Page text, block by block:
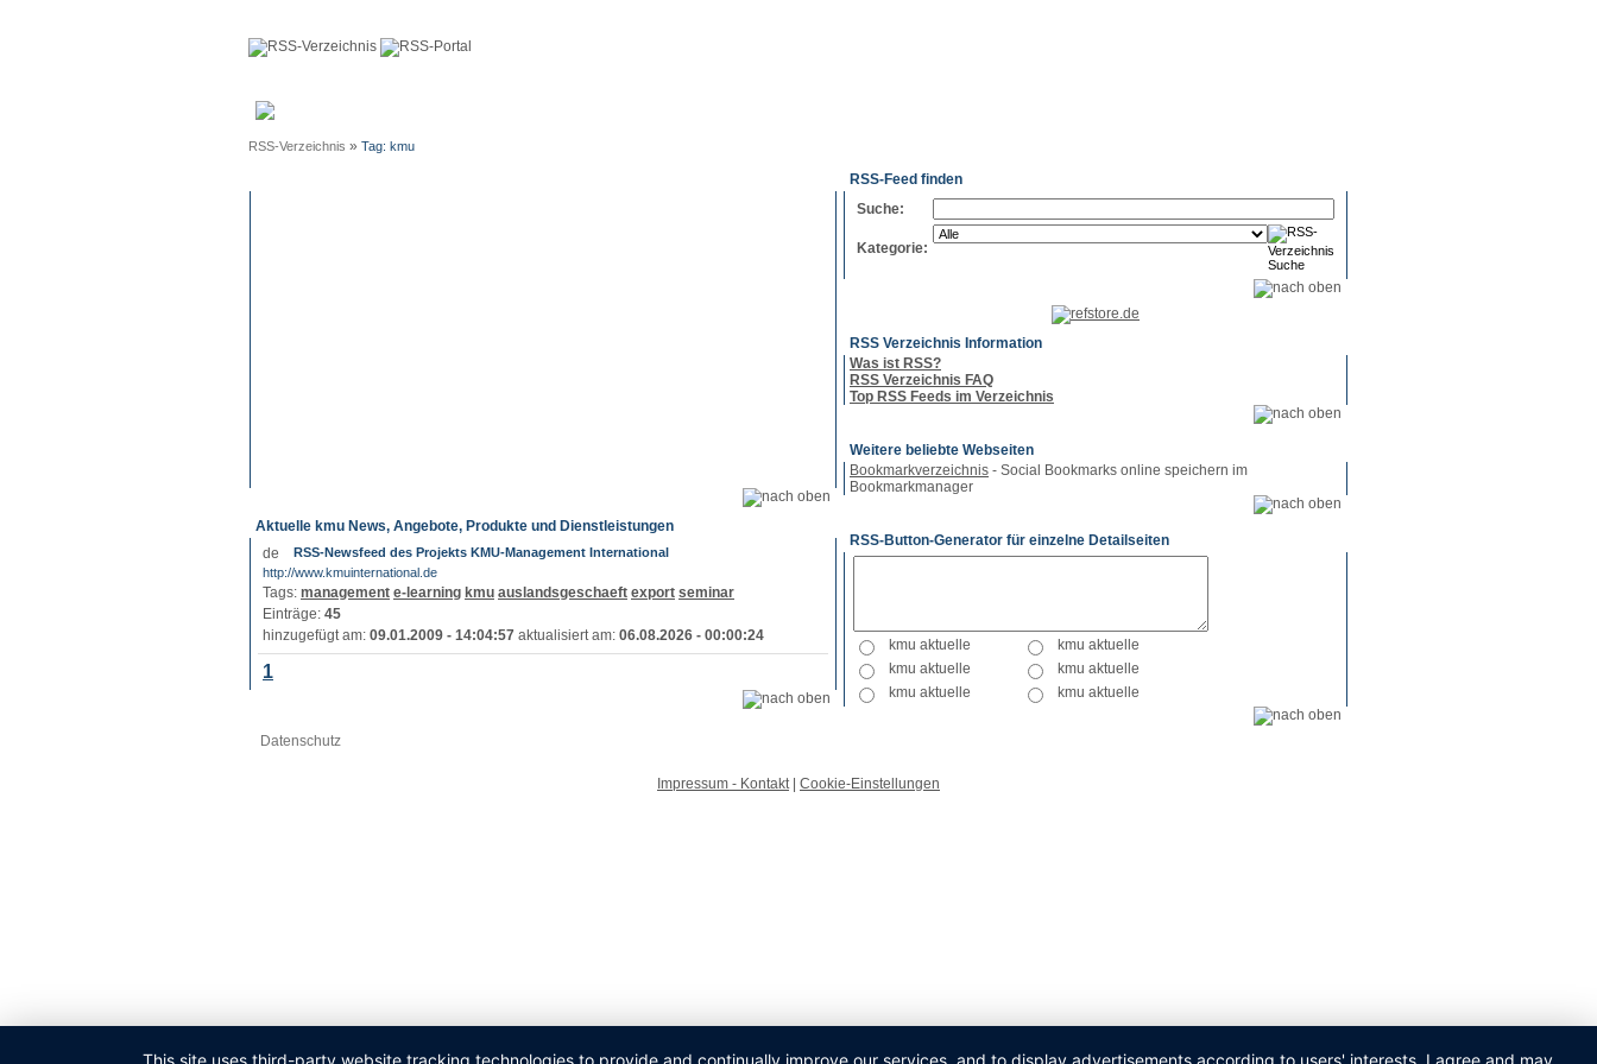
RSS-Verzeichnis » Tag: kmu
Aktuelle kmu News, Angebote, Produkte und Dienstleistungen
RSS-Newsfeed des Projekts KMU-Management International
http://www.kmuinternational.de
Tags: management e-learning kmu auslandsgeschaeft export seminar
Einträge: 45
hinzugefügt am: 09.01.2009 - 14:04:57 aktualisiert am: 06.08.2026 - 00:00:24
1
RSS-Feed finden
Suche:
Kategorie:
RSS Verzeichnis Information
Was ist RSS?
RSS Verzeichnis FAQ
Top RSS Feeds im Verzeichnis
Weitere beliebte Webseiten
Bookmarkverzeichnis - Social Bookmarks online speichern im
Bookmarkmanager
RSS-Button-Generator für einzelne Detailseiten
Datenschutz
Impressum - Kontakt| Cookie-Einstellungen
This site uses third-party website tracking technologies to provide and continually improve our services, and to display advertisements according to users' interests. I agree and may